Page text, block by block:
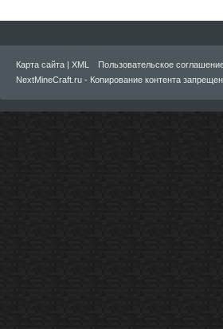
Карта сайта | XML Пользовательское
NextMineCraft.ru - Копирование контента